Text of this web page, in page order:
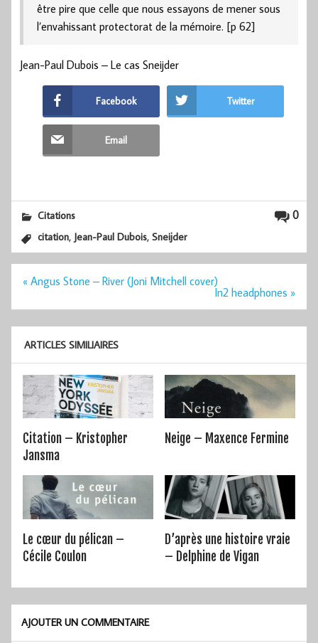
être pire que celle que nous essayons de mener sous
l’envahissant protectorat de la mémoire. [p 62]
Jean-Paul Dubois – Le cas Sneijder
Facebook Twitter
Email
0
Citations
citation, Jean-Paul Dubois,Sneijder
Navigation
« Angus Stone – River (Joni Mitchell cover)
In2 headphones »
ARTICLES SIMILIAIRES
Citation – Kristopher
Jansma
Neige – Maxence Fermine
Le cœur du pélican –
Cécile Coulon
D’après une histoire vraie
– Delphine de Vigan
AJOUTER UN COMMENTAIRE